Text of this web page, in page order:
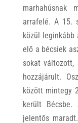
arrafelé. A 15.
közül leginkább
elő a bécsiek
sokat változott,
hozzájárult.
között mintegy
került
jelentős